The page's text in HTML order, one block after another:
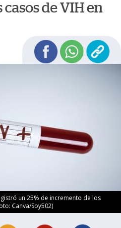
de VIH en
un 25% de incremento de los
Canva/Soy502)